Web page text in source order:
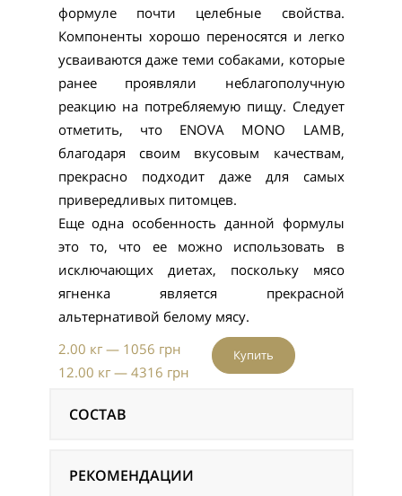
формуле почти целебные свойства.
Компоненты хорошо переносятся и легко
усваиваются даже теми собаками, которые
ранее проявляли неблагополучную
реакцию на потребляемую пищу. Следует
отметить, что ENOVA MONO LAMB,
благодаря своим вкусовым качествам,
прекрасно подходит даже для самых
привередливых питомцев.
Еще одна особенность данной формулы
это то, что ее можно использовать в
исключающих диетах, поскольку мясо
ягненка является прекрасной
альтернативой белому мясу.
2.00 кг — 1056 грн
12.00 кг — 4316 грн
Купить
СОСТАВ
РЕКОМЕНДАЦИИ